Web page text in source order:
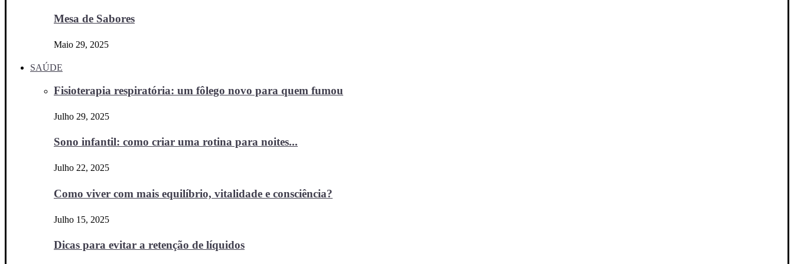
Mesa de Sabores
Maio 29, 2025
SAÚDE
Fisioterapia respiratória: um fôlego novo para quem fumou
Julho 29, 2025
Sono infantil: como criar uma rotina para noites...
Julho 22, 2025
Como viver com mais equilíbrio, vitalidade e consciência?
Julho 15, 2025
Dicas para evitar a retenção de líquidos